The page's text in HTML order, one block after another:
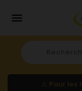

⚠️ Pour les